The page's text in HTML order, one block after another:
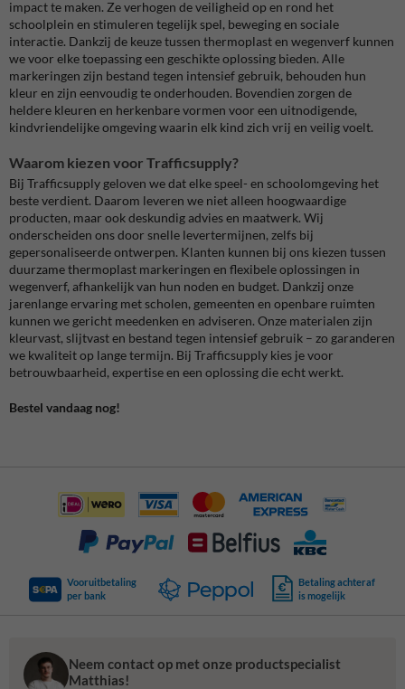
impact te maken. Ze verhogen de veiligheid op en rond het
schoolplein en stimuleren tegelijk spel, beweging en sociale
interactie. Dankzij de keuze tussen thermoplast en wegenverf kunnen
we voor elke toepassing een geschikte oplossing bieden. Alle
markeringen zijn bestand tegen intensief gebruik, behouden hun
kleur en zijn eenvoudig te onderhouden. Bovendien zorgen de
heldere kleuren en herkenbare vormen voor een uitnodigende,
kindvriendelijke omgeving waarin elk kind zich vrij en veilig voelt.
Waarom kiezen voor Trafficsupply?
Bij Trafficsupply geloven we dat elke speel- en schoolomgeving het
beste verdient. Daarom leveren we niet alleen hoogwaardige
producten, maar ook deskundig advies en maatwerk. Wij
onderscheiden ons door snelle levertermijnen, zelfs bij
gepersonaliseerde ontwerpen. Klanten kunnen bij ons kiezen tussen
duurzame thermoplast markeringen en flexibele oplossingen in
wegenverf, afhankelijk van hun noden en budget. Dankzij onze
jarenlange ervaring met scholen, gemeenten en openbare ruimten
kunnen we gericht meedenken en adviseren. Onze materialen zijn
kleurvast, slijtvast en bestand tegen intensief gebruik – zo garanderen
we kwaliteit op lange termijn. Bij Trafficsupply kies je voor
betrouwbaarheid, expertise en een oplossing die echt werkt.
Bestel vandaag nog!
Vooruitbetaling
per bank
Betaling achteraf
is mogelijk
Neem contact op met onze productspecialist
Matthias!